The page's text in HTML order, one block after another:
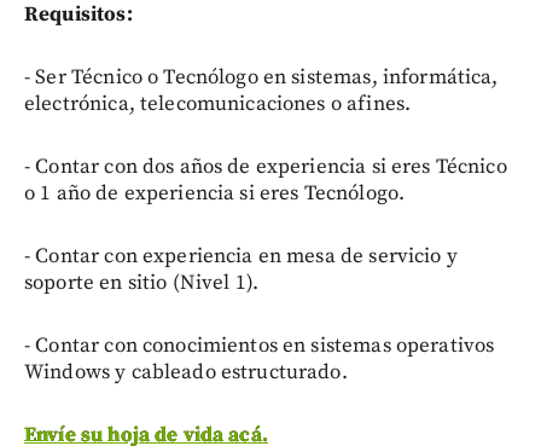
Requisitos:
- Ser Técnico o Tecnólogo en sistemas, informática,
electrónica, telecomunicaciones o afines.
- Contar con dos años de experiencia si eres Técnico
o 1 año de experiencia si eres Tecnólogo.
- Contar con experiencia en mesa de servicio y
soporte en sitio (Nivel 1).
- Contar con conocimientos en sistemas operativos
Windows y cableado estructurado.
Envíe su hoja de vida acá.